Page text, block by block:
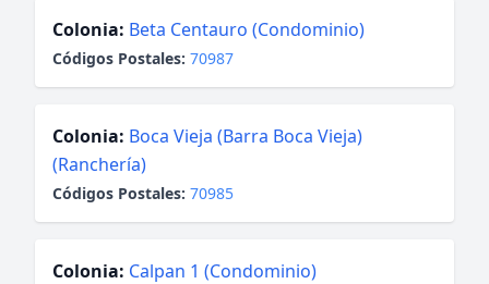
Colonia: Beta Centauro (Condominio)
Códigos Postales: 70987
Colonia: Boca Vieja (Barra Boca Vieja)
(Ranchería)
Códigos Postales: 70985
Colonia: Calpan 1 (Condominio)